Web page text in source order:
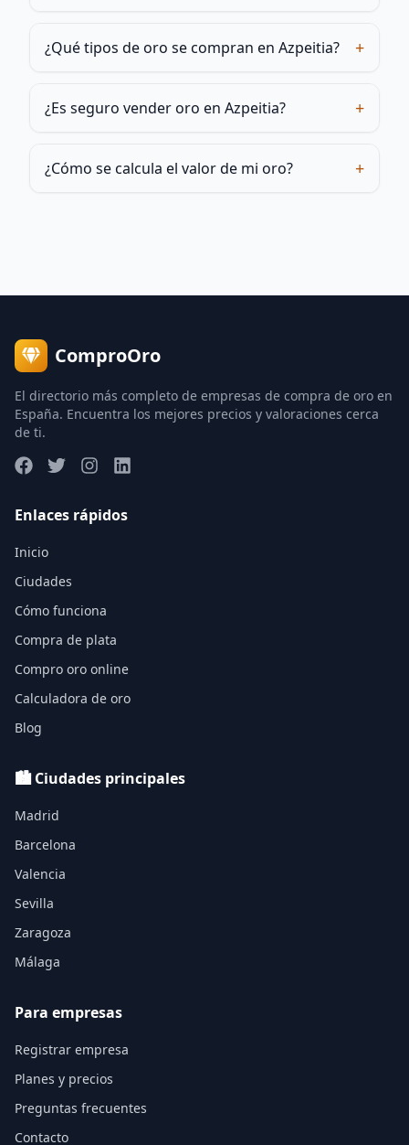
¿Qué tipos de oro se compran en Azpeitia? +
¿Es seguro vender oro en Azpeitia? +
¿Cómo se calcula el valor de mi oro? +
ComproOro
El directorio más completo de empresas de compra de oro en
España. Encuentra los mejores precios y valoraciones cerca
de ti.
Enlaces rápidos
Inicio
Ciudades
Cómo funciona
Compra de plata
Compro oro online
Calculadora de oro
Blog
🏙️ Ciudades principales
Madrid
Barcelona
Valencia
Sevilla
Zaragoza
Málaga
Para empresas
Registrar empresa
Planes y precios
Preguntas frecuentes
Contacto